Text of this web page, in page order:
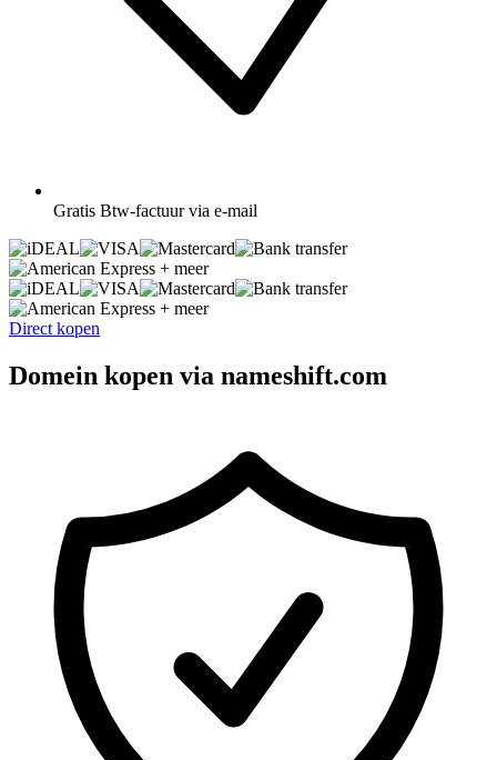
Gratis Btw-factuur via e-mail
+ meer
+ meer
Direct kopen
Domein kopen via nameshift.com